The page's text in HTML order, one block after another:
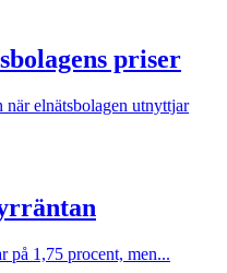
priser
när elnätsbolagen utnyttjar
på 1,75 procent, men...